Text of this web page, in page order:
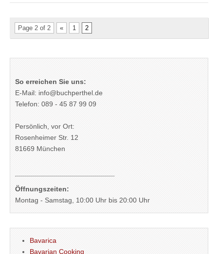
Page 2 of 2 « 1 2
So erreichen Sie uns:
E-Mail: info@buchperthel.de
Telefon: 089 - 45 87 99 09
Persönlich, vor Ort:
Rosenheimer Str. 12
81669 München
Öffnungszeiten:
Montag - Samstag, 10:00 Uhr bis 20:00 Uhr
Bavarica
Bavarian Cooking